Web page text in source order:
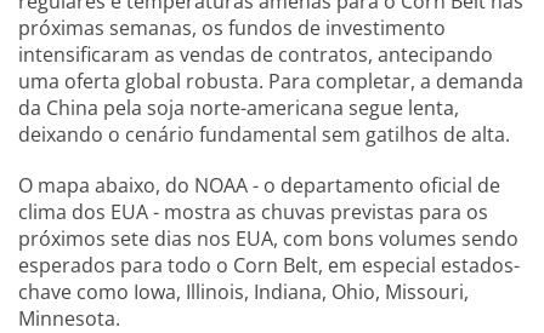
próximas semanas, os fundos de investimento
intensificaram as vendas de contratos, antecipando
uma oferta global robusta. Para completar, a demanda
da China pela soja norte-americana segue lenta,
deixando o cenário fundamental sem gatilhos de alta.
O mapa abaixo, do NOAA - o departamento oficial de
clima dos EUA - mostra as chuvas previstas para os
próximos sete dias nos EUA, com bons volumes sendo
esperados para todo o Corn Belt, em especial estados-
chave como Iowa, Illinois, Indiana, Ohio, Missouri,
Minnesota.